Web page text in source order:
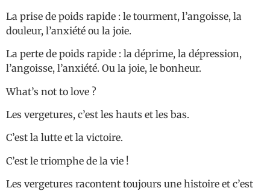
La prise de poids rapide : le tourment, l’angoisse, la
douleur, l’anxiété ou la joie.
La perte de poids rapide : la déprime, la dépression,
l’angoisse, l’anxiété. Ou la joie, le bonheur.
What’s not to love ?
Les vergetures, c’est les hauts et les bas.
C’est la lutte et la victoire.
C’est le triomphe de la vie !
Les vergetures racontent toujours une histoire et c’est